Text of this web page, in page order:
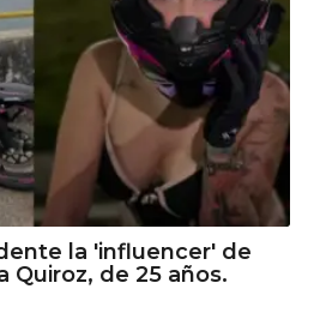
la 'influencer' de
Quiroz, de 25 años.